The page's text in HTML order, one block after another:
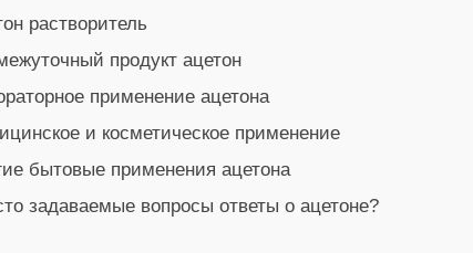
растворитель
продукт ацетон
применение ацетона
и косметическое применение
бытовые применения ацетона
задаваемые вопросы ответы о ацетоне?